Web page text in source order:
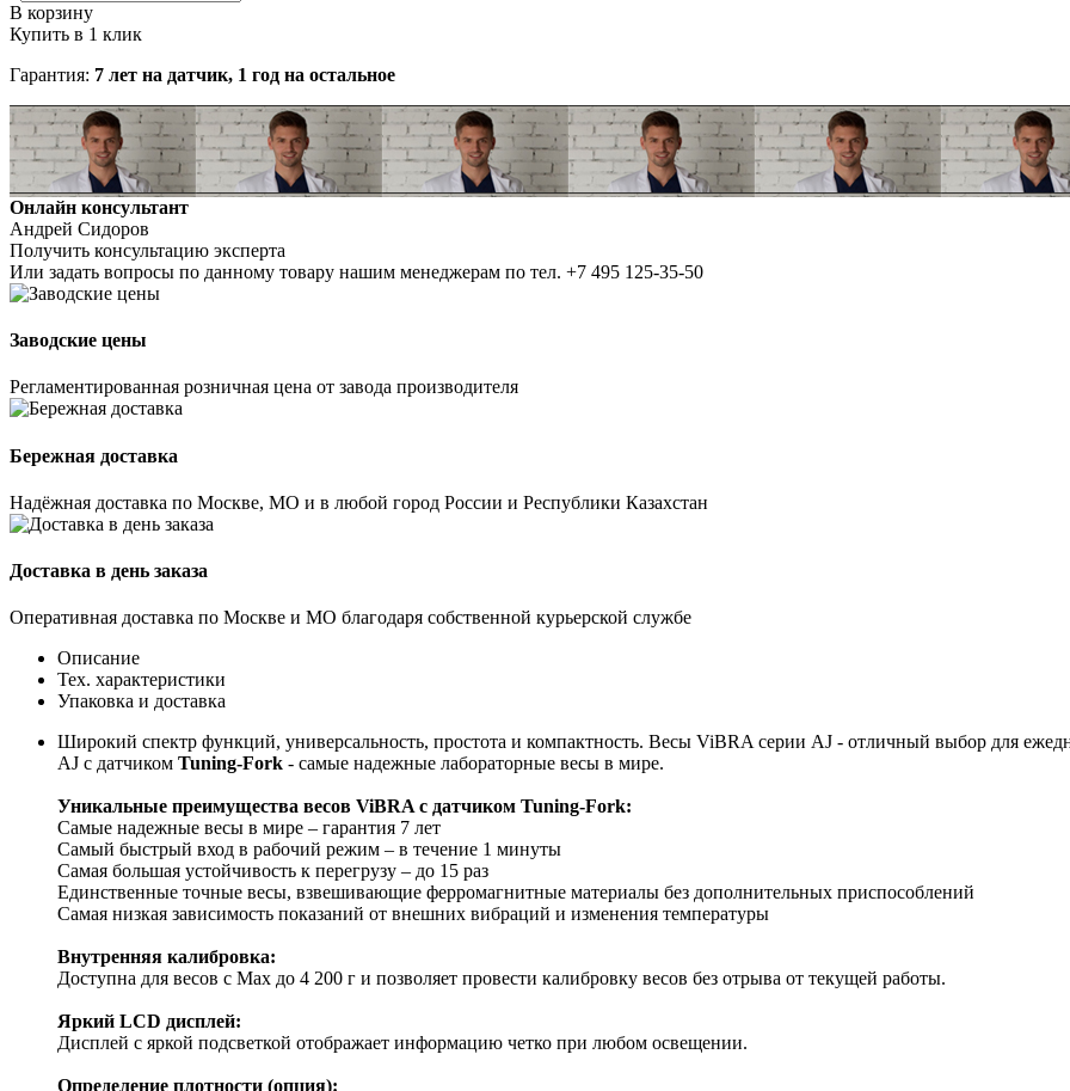
В корзину
Купить в 1 клик
Гарантия: 7 лет на датчик, 1 год на остальное
Онлайн консультант
Андрей Сидоров
Получить консультацию эксперта
Или задать вопросы по данному товару нашим менеджерам по тел. +7 495 125-35-50
Заводские цены
Регламентированная розничная цена от завода производителя
Бережная доставка
Надёжная доставка по Москве, МО и в любой город России и Республики Казахстан
Доставка в день заказа
Оперативная доставка по Москве и МО благодаря собственной курьерской службе
Описание
Тех. характеристики
Упаковка и доставка
Широкий спектр функций, универсальность, простота и компактность. Весы ViBRA серии AJ - отличный выбор для
AJ с датчиком Tuning-Fork - самые надежные лабораторные весы в мире.
Уникальные преимущества весов ViBRA с датчиком Tuning-Fork:
Самые надежные весы в мире – гарантия 7 лет
Самый быстрый вход в рабочий режим – в течение 1 минуты
Самая большая устойчивость к перегрузу – до 15 раз
Единственные точные весы, взвешивающие ферромагнитные материалы без дополнительных приспособлений
Самая низкая зависимость показаний от внешних вибраций и изменения температуры
Внутренняя калибровка:
Доступна для весов с Mах до 4 200 г и позволяет провести калибровку весов без отрыва от текущей работы.
Яркий LCD дисплей:
Дисплей с яркой подсветкой отображает информацию четко при любом освещении.
Определение плотности (опция):